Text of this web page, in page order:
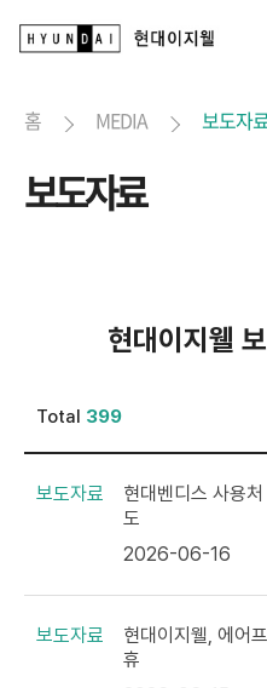
홈 MEDIA 보도자
보도자료
현대이지웰
Total 399
보도자료
현대벤디스 사용
도
2026-06-16
보도자료
현대이지웰, 에어
휴